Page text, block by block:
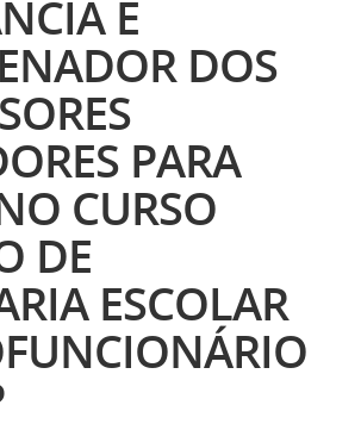
E
DOS
PARA
CURSO
DE
ESCOLAR